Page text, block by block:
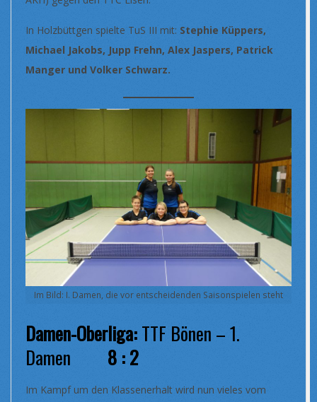
In Holzbüttgen spielte TuS III mit: Stephie Küppers,
Michael Jakobs, Jupp Frehn, Alex Jaspers, Patrick
Manger und Volker Schwarz.
Im Bild: I. Damen, die vor entscheidenden Saisonspielen steht
Damen-Oberliga:TTF Bönen – 1.
Damen 8 : 2
Im Kampf um den Klassenerhalt wird nun vieles vom